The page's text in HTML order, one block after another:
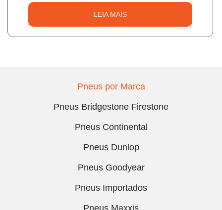
LEIA MAIS
Pneus por Marca
Pneus Bridgestone Firestone
Pneus Continental
Pneus Dunlop
Pneus Goodyear
Pneus Importados
Pneus Maxxis